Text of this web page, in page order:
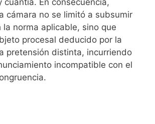
cuantía. En consecuencia,
cámara no se limitó a subsumir
la norma aplicable, sino que
procesal deducido por la
pretensión distinta, incurriendo
incompatible con el